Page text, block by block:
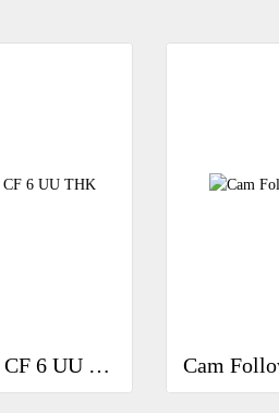
Cam Follower CF 6 UU THK